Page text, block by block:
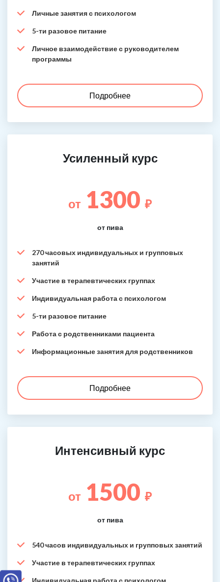
Личные занятия с психологом
5-ти разовое питание
Личное взаимодействие с руководителем
программы
Подробнее
Усиленный курс
от 1300 ₽
от пива
270 часовых индивидуальных и групповых
занятий
Участие в терапевтических группах
Индивидуальная работа с психологом
5-ти разовое питание
Работа с родственниками пациента
Информационные занятия для родственников
Подробнее
Интенсивный курс
от 1500 ₽
от пива
540 часов индивидуальных и групповых занятий
Участие в терапевтических группах
Индивидуальная работа с психологом